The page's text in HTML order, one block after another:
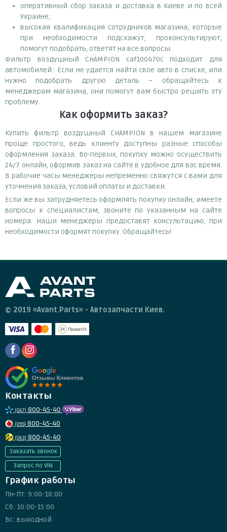
оперативный сбор заказа и доставка в Киеве и по всей
Украине;
высокая квалификация сотрудников магазина, которые
при необходимости подскажут, проконсультируют,
помогут подобрать, ответят на все вопросы.
Фильтр воздушный CHAMPION caf100470c подходит для
автомобилей:. Если не удается найти свое авто в списке, или
нужно подобрать другую деталь – обращайтесь к
менеджерам магазина, они помогут вам быстро решить эту
проблему.
Как оформить заказ?
Купить фильтр воздушный CHAMPION в нашем магазине
проще простого, ведь клиенту доступны разные способы
оформления заказа. Во-первых, покупку можно осуществить
24/7 онлайн, оформив заказ на сайте в удобное для вас время.
В рабочие часы менеджеры непременно свяжутся с вами для
уточнения заказа, условий оплаты и доставки.
Если же вы затрудняетесь оформлять покупку онлайн, имеете
вопросы к специалистам, звоните по указанным на сайте
номера. Наши менеджеры предоставят консультацию, при
необходимости оформят покупку. Обращайтесь!
© 2019 «Avant.Parts» - Автозапчасти Киев.
Контакты
(067) 800-45-40
(095) 800-45-40
(063) 800-45-40
Заказать звонок
Запрос по VIN
График работы
Пн-Пт: 9:00-18:00
Сб: 10:00-15:00
Вс: выходной